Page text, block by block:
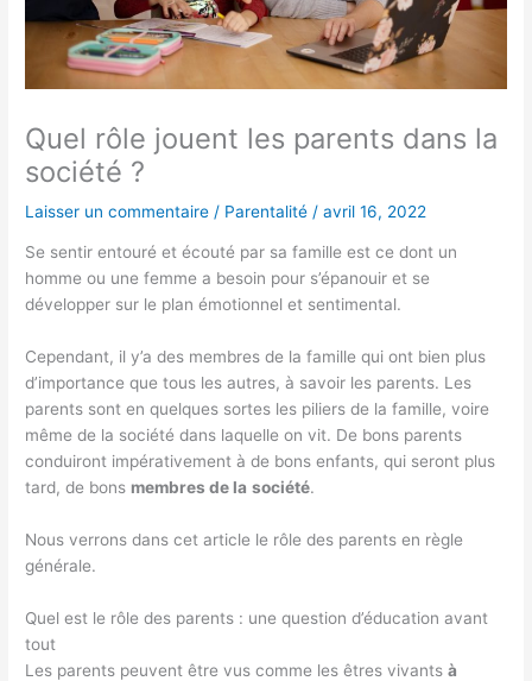
Quel rôle jouent les parents dans la
société ?
Laisser un commentaire / Parentalité /avril 16, 2022
Se sentir entouré et écouté par sa famille est ce dont un
homme ou une femme a besoin pour s’épanouir et se
développer sur le plan émotionnel et sentimental.
Cependant, il y’a des membres de la famille qui ont bien plus
d’importance que tous les autres, à savoir les parents. Les
parents sont en quelques sortes les piliers de la famille, voire
même de la société dans laquelle on vit. De bons parents
conduiront impérativement à de bons enfants, qui seront plus
tard, de bons membres de la société.
Nous verrons dans cet article le rôle des parents en règle
générale.
Quel est le rôle des parents : une question d’éducation avant
tout
Les parents peuvent être vus comme les êtres vivantsà